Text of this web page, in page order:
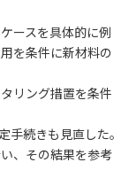
ースを具体的に例
を条件に新材料の
リング措置を条件
手続きも見直した。
、その結果を参考